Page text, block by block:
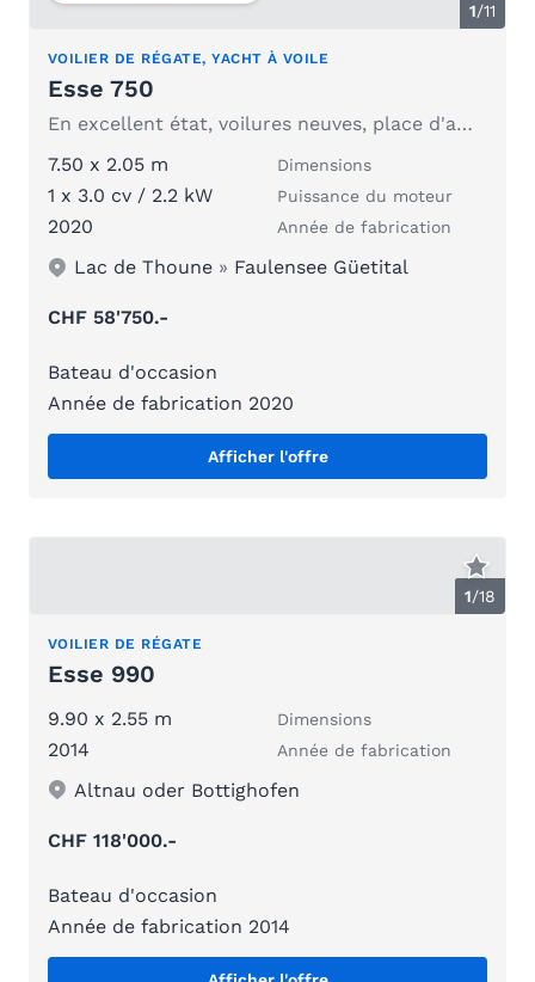
1/11
VOILIER DE RÉGATE, YACHT À VOILE
Esse 750
En excellent état, voilures neuves, place d'amarrage si vous le souhaitez
7.50 x 2.05 m
Dimensions
1 x 3.0 cv / 2.2 kW Puissance du moteur
2020 Année de fabrication
Lac de Thoune » Faulensee Güetital
CHF 58'750.-
Bateau d'occasion
Année de fabrication 2020
Afficher l'offre
1/18
VOILIER DE RÉGATE
Esse 990
9.90 x 2.55 m Dimensions
2014 Année de fabrication
Altnau oder Bottighofen
CHF 118'000.-
Bateau d'occasion
Année de fabrication 2014